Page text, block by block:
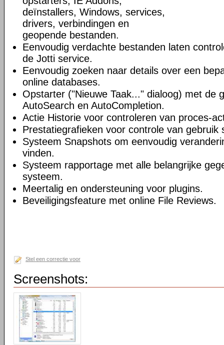
deïnstallers, Windows, services,
drivers, verbindingen en
geopende bestanden.
Eenvoudig verdachte bestanden laten
de Jotti service.
Eenvoudig zoeken naar details over een
online databases.
Opstarter ("Nieuwe Taak..." dialoog) met de
AutoSearch en AutoCompletion.
Actie Historie voor controleren van proces-
Prestatiegrafieken voor controle van gebruik
Systeem Snapshots om eenvoudig
vinden.
Systeem rapportage met alle belangrijke
systeem.
Meertalig en ondersteuning voor plugins.
Beveiligingsfeature met online File Reviews.
Stel een correctie voor
Screenshots: